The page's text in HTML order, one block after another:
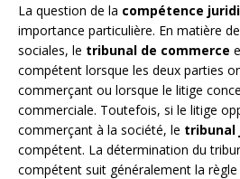
La question de la compétence
importance particulière. En matière
sociales, le tribunal de commerce
compétent lorsque les deux parties
commerçant ou lorsque le litige
commerciale. Toutefois, si le litige
commerçant à la société, le tribunal
compétent. La détermination du
compétent suit généralement la